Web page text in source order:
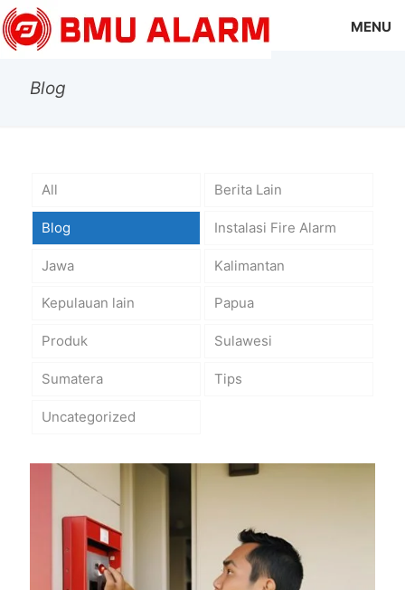
MENU
Blog
All Berita Lain
Blog Instalasi Fire Alarm
Jawa Kalimantan
Kepulauan lain Papua
Produk Sulawesi
Sumatera Tips
Uncategorized